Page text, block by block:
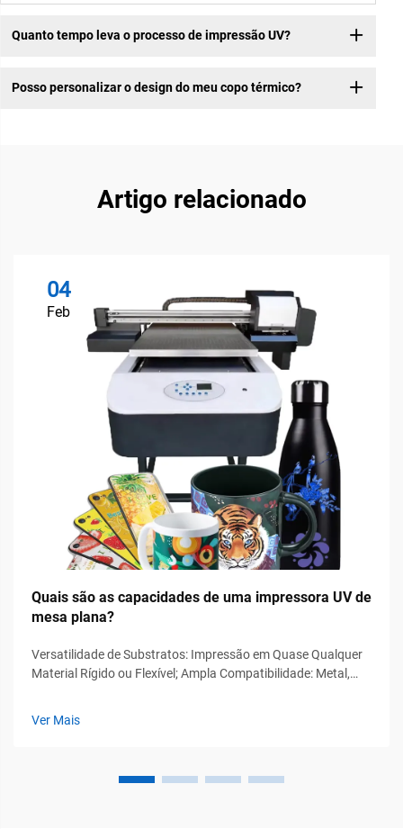
Quanto tempo leva o processo de impressão UV?
Posso personalizar o design do meu copo térmico?
Artigo relacionado
04
Feb
Quais são as capacidades de uma impressora UV de
mesa plana?
Versatilidade de Substratos: Impressão em Quase Qualquer
Material Rígido ou Flexível; Ampla Compatibilidade: Metal,
Ver Mais